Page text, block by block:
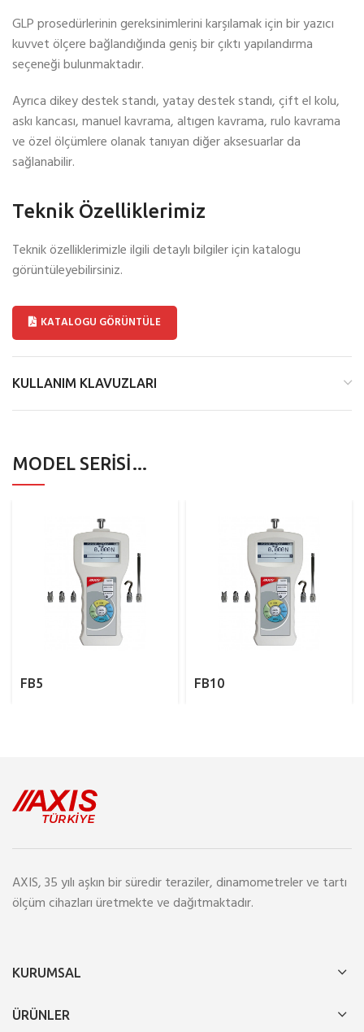
GLP prosedürlerinin gereksinimlerini karşılamak için bir yazıcı
kuvvet ölçere bağlandığında geniş bir çıktı yapılandırma
seçeneği bulunmaktadır.
Ayrıca dikey destek standı, yatay destek standı, çift el kolu,
askı kancası, manuel kavrama, altıgen kavrama, rulo kavrama
ve özel ölçümlere olanak tanıyan diğer aksesuarlar da
sağlanabilir.
Teknik Özelliklerimiz
Teknik özelliklerimizle ilgili detaylı bilgiler için katalogu
görüntüleyebilirsiniz.
KATALOGU GÖRÜNTÜLE
KULLANIM KLAVUZLARI
MODEL SERISI…
FB5 FB10
AXIS, 35 yılı aşkın bir süredir teraziler, dinamometreler ve tartı
ölçüm cihazları üretmekte ve dağıtmaktadır.
KURUMSAL
ÜRÜNLER